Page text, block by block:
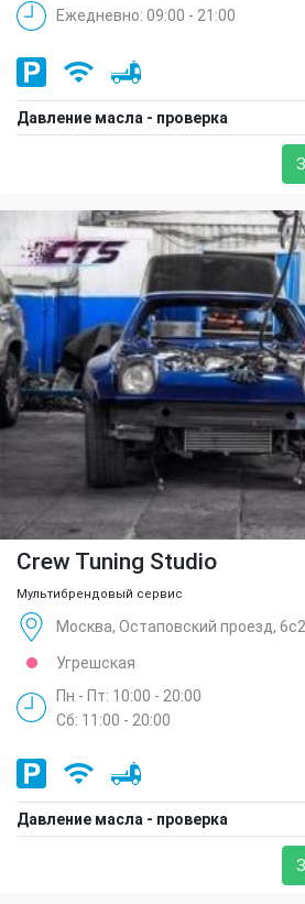
Ежедневно: 09:00 - 21:00
Давление масла - проверка
Crew Tuning Studio
Мультибрендовый сервис
Москва, Остаповский проезд, 6с2
Угрешская
Пн - Пт: 10:00 - 20:00
Сб: 11:00 - 20:00
Давление масла - проверка